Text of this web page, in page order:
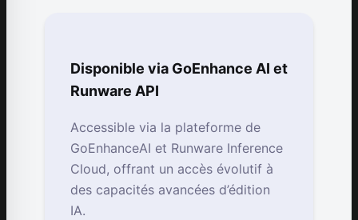
Disponible via GoEnhance AI et
Runware API
Accessible via la plateforme de
GoEnhanceAI et Runware Inference
Cloud, offrant un accès évolutif à
des capacités avancées d’édition
IA.